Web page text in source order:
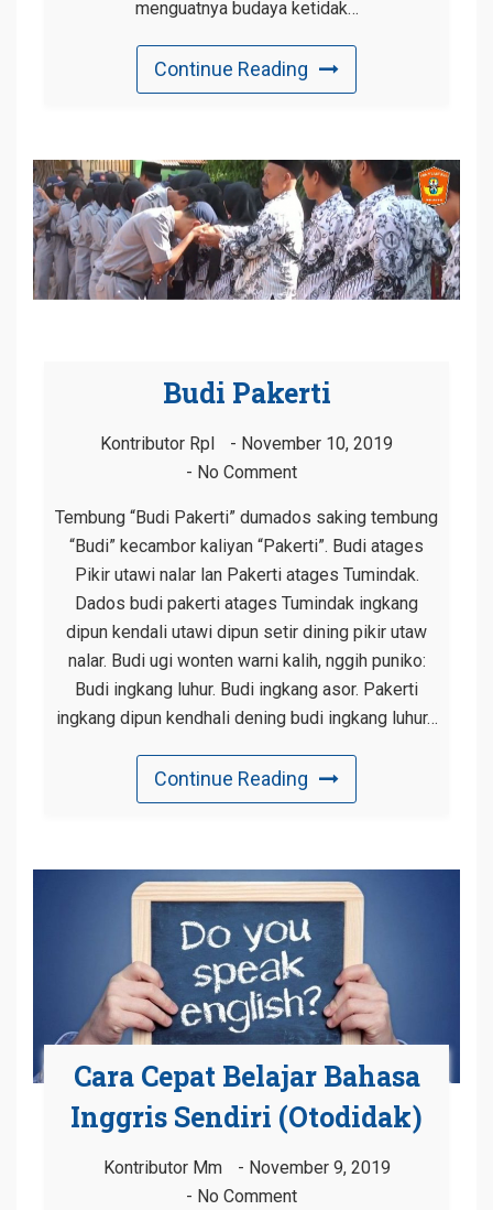
menguatnya budaya ketidak…
Continue Reading
Budi Pakerti
Kontributor Rpl
November 10, 2019
No Comment
Tembung “Budi Pakerti” dumados saking tembung
“Budi” kecambor kaliyan “Pakerti”. Budi atages
Pikir utawi nalar lan Pakerti atages Tumindak.
Dados budi pakerti atages Tumindak ingkang
dipun kendali utawi dipun setir dining pikir utaw
nalar. Budi ugi wonten warni kalih, nggih puniko:
Budi ingkang luhur. Budi ingkang asor. Pakerti
ingkang dipun kendhali dening budi ingkang luhur…
Continue Reading
Cara Cepat Belajar Bahasa
Inggris Sendiri (Otodidak)
Kontributor Mm
November 9, 2019
No Comment